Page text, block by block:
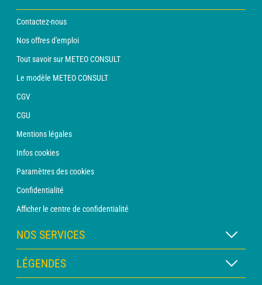
Contactez-nous
Nos offres d'emploi
Tout savoir sur METEO CONSULT
Le modèle METEO CONSULT
CGV
CGU
Mentions légales
Infos cookies
Paramètres des cookies
Confidentialité
Afficher le centre de confidentialité
NOS SERVICES
Abonnement METEO Xpert
Abonnement METEO PRO
LÉGENDES